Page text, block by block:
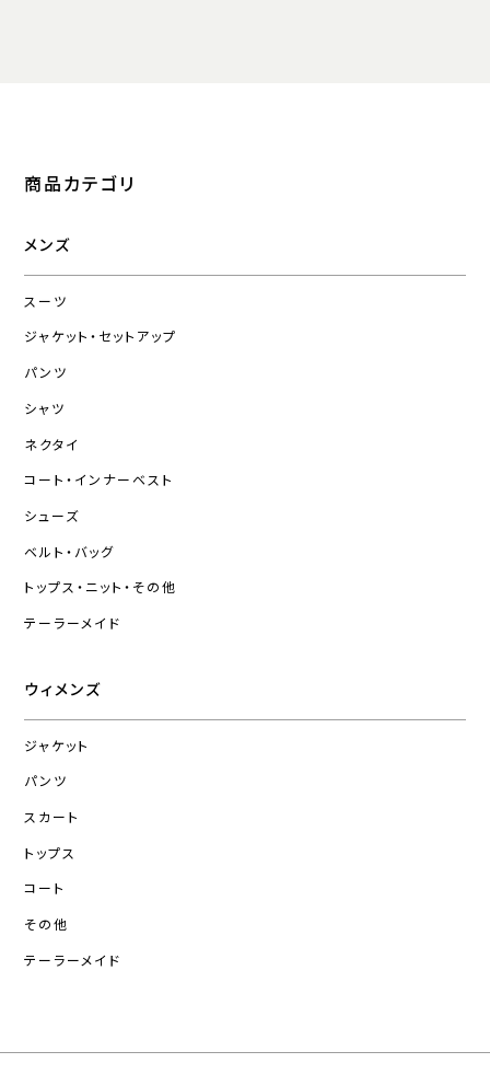
商品カテゴリ
メンズ
スーツ
ジャケット・セットアップ
パンツ
シャツ
ネクタイ
コート・インナーベスト
シューズ
ベルト・バッグ
トップス・ニット・その他
テーラーメイド
ウィメンズ
ジャケット
パンツ
スカート
トップス
コート
その他
テーラーメイド